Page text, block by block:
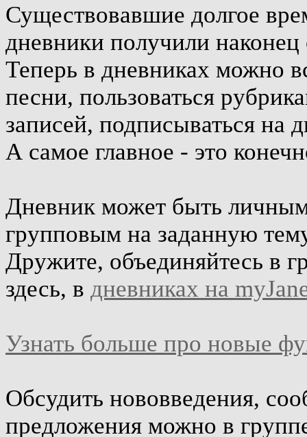
Существовавшие долгое
дневники получили наконец
Теперь в дневниках можно
песни, пользоваться
записей, подписываться на
А самое главное - это
Дневник может быть
групповым на заданную
Дружите, объединяйтесь в
здесь, в дневниках на
Узнать больше про новые
Обсудить нововведения,
предложения можно в